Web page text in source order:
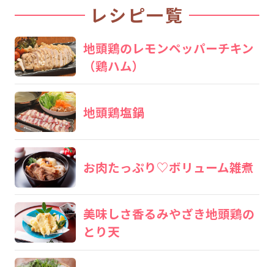
レシピ一覧
地頭鶏のレモンペッパーチキン
（鶏ハム）
地頭鶏塩鍋
お肉たっぷり♡ボリューム雑煮
美味しさ香るみやざき地頭鶏の
とり天